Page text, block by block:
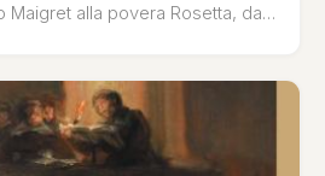
Maigret alla povera Rosetta, dal